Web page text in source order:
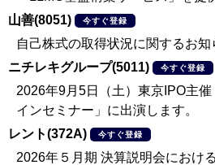
山善(8051)
今すぐ登録
自己株式の取得状況に関するお知
ニチレキグループ(5011)
今すぐ登録
2026年9月5日（土）東京IPO主
インセミナー」に出演します。
レント(372A)
今すぐ登録
2026年５月期 決算説明会におけ